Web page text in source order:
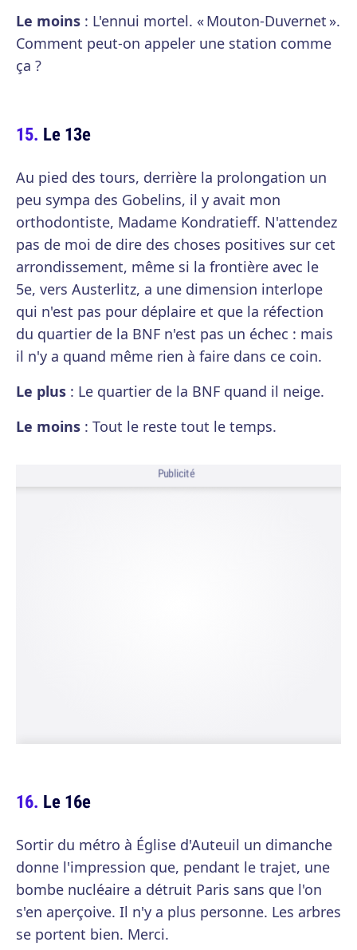
Le moins : L'ennui mortel. « Mouton-Duvernet ».
Comment peut-on appeler une station comme
ça ?
Le 13e
Au pied des tours, derrière la prolongation un
peu sympa des Gobelins, il y avait mon
orthodontiste, Madame Kondratieff. N'attendez
pas de moi de dire des choses positives sur cet
arrondissement, même si la frontière avec le
5e, vers Austerlitz, a une dimension interlope
qui n'est pas pour déplaire et que la réfection
du quartier de la BNF n'est pas un échec : mais
il n'y a quand même rien à faire dans ce coin.
Le plus : Le quartier de la BNF quand il neige.
Le moins : Tout le reste tout le temps.
Publicité
Le 16e
Sortir du métro à Église d'Auteuil un dimanche
donne l'impression que, pendant le trajet, une
bombe nucléaire a détruit Paris sans que l'on
s'en aperçoive. Il n'y a plus personne. Les arbres
se portent bien. Merci.